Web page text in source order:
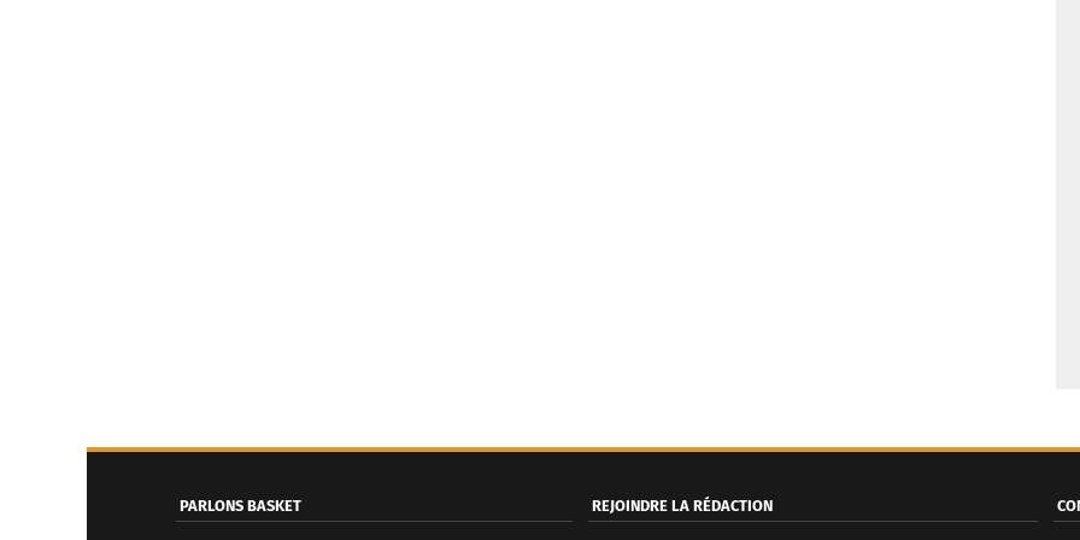
PARLONS BASKET REJOINDRE LA RÉDACTION